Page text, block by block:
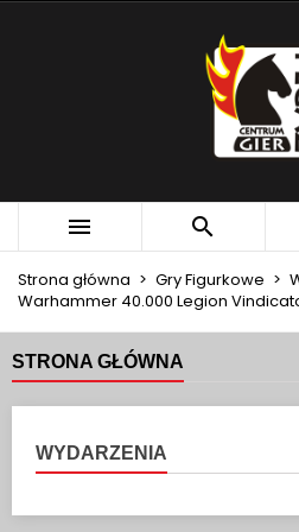
 
Strona główna Gry Figurkowe
Warhammer 40.000 Legion
STRONA GŁÓWNA
WYDARZENIA
MOJE LISTY
Utwórz nową listę
UTWÓRZ LISTĘ
ZALOGUJ SIĘ
MUSISZ BYĆ ZALOGOWANY
NA SWOJEJ LIŚCIE ŻYCZEŃ.